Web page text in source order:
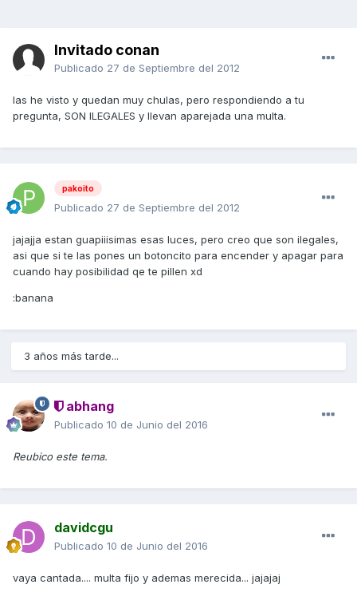
Invitado conan
Publicado 27 de Septiembre del 2012
las he visto y quedan muy chulas, pero respondiendo a tu
pregunta, SON ILEGALES y llevan aparejada una multa.
pakoito
Publicado 27 de Septiembre del 2012
jajajja estan guapiiisimas esas luces, pero creo que son ilegales,
asi que si te las pones un botoncito para encender y apagar para
cuando hay posibilidad qe te pillen xd
:banana
3 años más tarde...
abhang
Publicado 10 de Junio del 2016
Reubico este tema.
davidcgu
Publicado 10 de Junio del 2016
vaya cantada.... multa fijo y ademas merecida... jajajaj